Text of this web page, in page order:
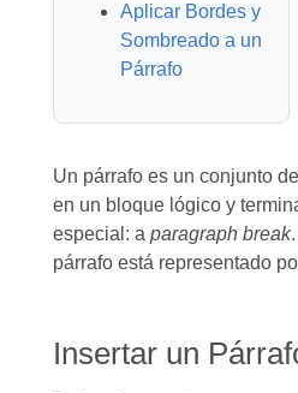
Aplicar Bordes y
Sombreado a un
Párrafo
Un párrafo es un conjunto
en un bloque lógico y
especial: a paragraph break
párrafo está representado
Insertar un